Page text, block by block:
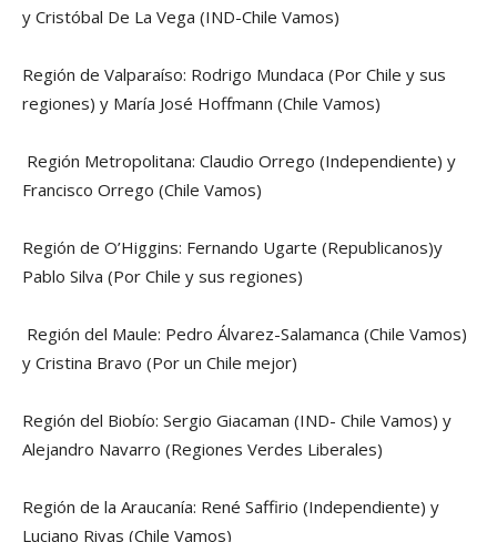
y Cristóbal De La Vega (IND-Chile Vamos)
Región de Valparaíso: Rodrigo Mundaca (Por Chile y sus
regiones) y María José Hoffmann (Chile Vamos)
Región Metropolitana: Claudio Orrego (Independiente) y
Francisco Orrego (Chile Vamos)
Región de O’Higgins: Fernando Ugarte (Republicanos)y
Pablo Silva (Por Chile y sus regiones)
Región del Maule: Pedro Álvarez-Salamanca (Chile Vamos)
y Cristina Bravo (Por un Chile mejor)
Región del Biobío: Sergio Giacaman (IND- Chile Vamos) y
Alejandro Navarro (Regiones Verdes Liberales)
Región de la Araucanía: René Saffirio (Independiente) y
Luciano Rivas (Chile Vamos)